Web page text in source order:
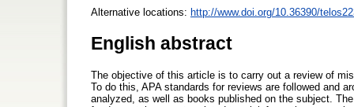
Alternative locations: http://www.doi.org/10.36390/
English abstract
The objective of this article is to carry out a review of
To do this, APA standards for reviews are followed and
analyzed, as well as books published on the subject.